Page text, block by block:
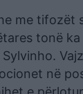
me tifozët
tonë ka
në